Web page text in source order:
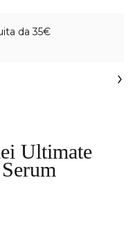
da 35€
Ultimate